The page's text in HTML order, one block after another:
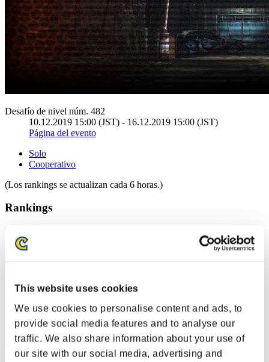
This website uses cookies
We use cookies to personalise content and ads, to
provide social media features and to analyse our
traffic. We also share information about your use of
our site with our social media, advertising and
Desafío de nivel núm. 482
10.12.2019 15:00 (JST) - 16.12.2019 15:00 (JST)
Página del evento
Solo
Cooperativo
(Los rankings se actualizan cada 6 horas.)
Rankings
Posición